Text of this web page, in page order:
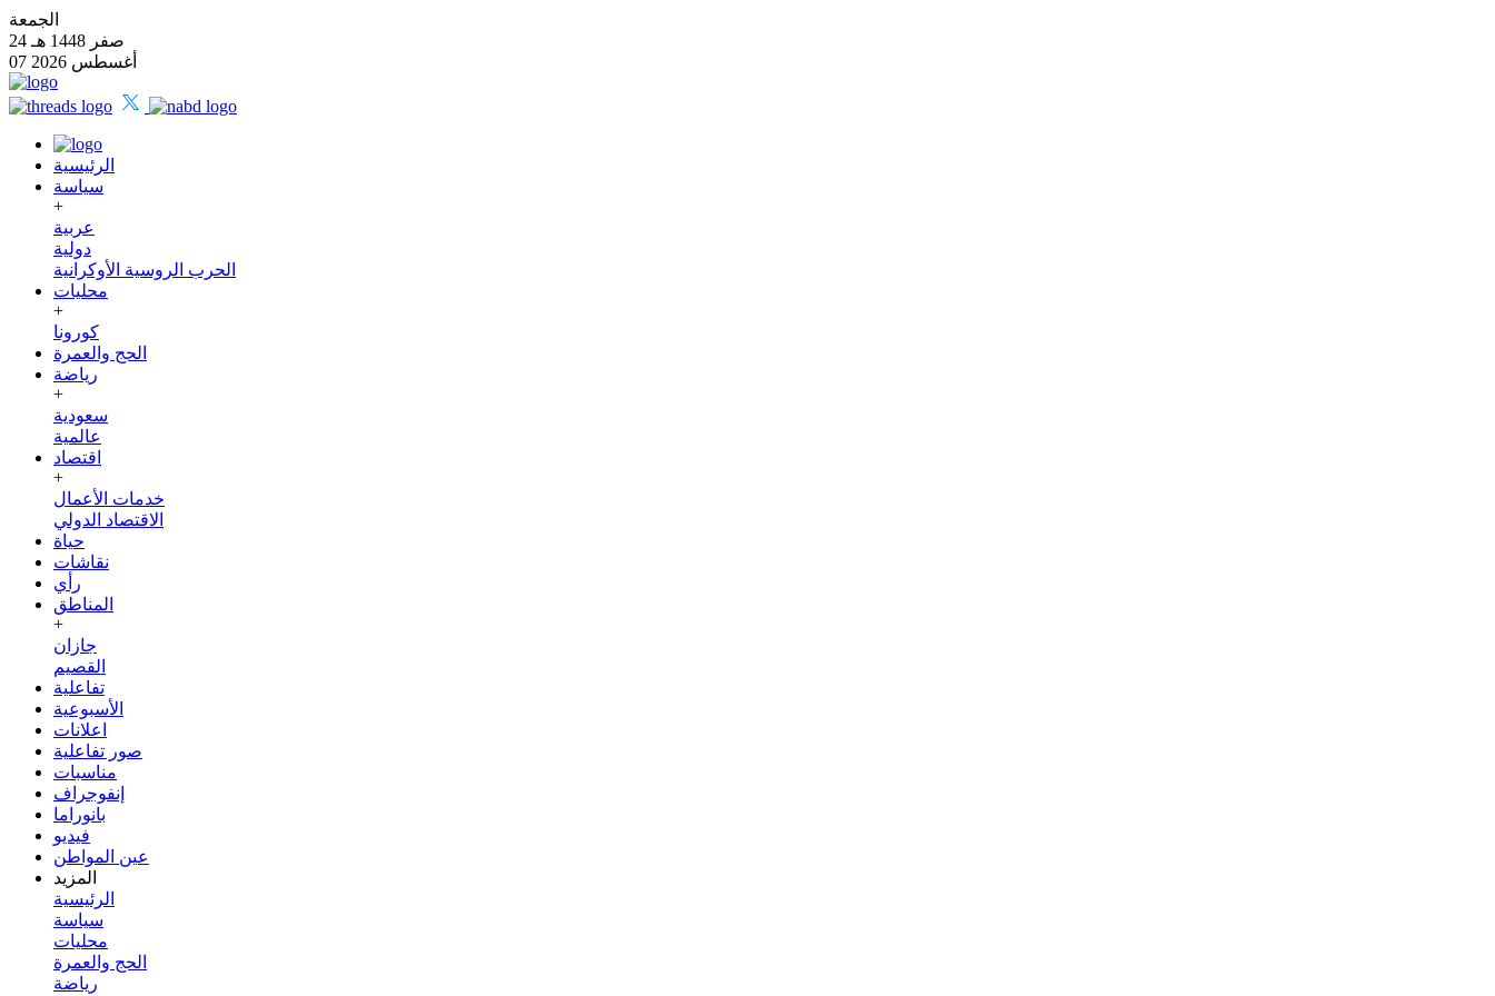
الجمعة
24 صفر 1448 هـ
07 أغسطس 2026
الرئيسية
سياسة
+
عربية
دولية
الحرب الروسية الأوكرانية
محليات
+
كورونا
الحج والعمرة
رياضة
+
سعودية
عالمية
اقتصاد
+
خدمات الأعمال
الاقتصاد الدولي
حياة
نقاشات
رأي
المناطق
+
جازان
القصيم
تفاعلية
الأسبوعية
اعلانات
صور تفاعلية
مناسبات
إنفوجراف
بانوراما
فيديو
عين المواطن
المزيد
الرئيسية
سياسة
محليات
الحج والعمرة
رياضة